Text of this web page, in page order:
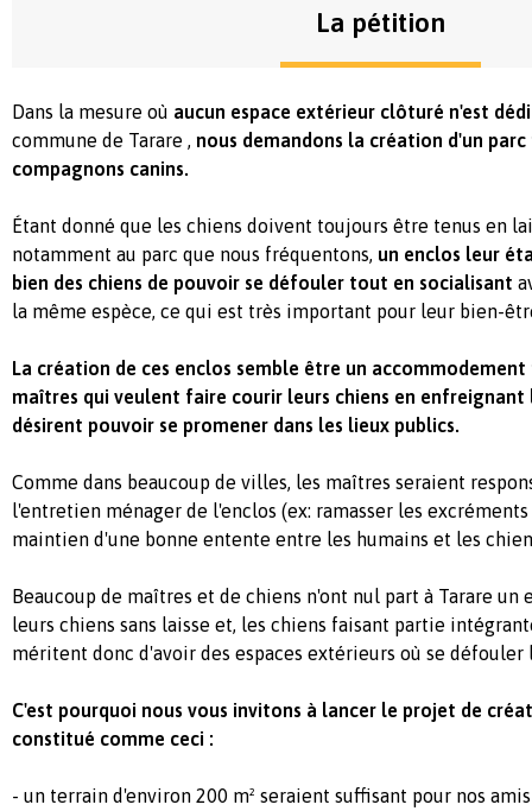
La pétition
Dans la mesure où aucun espace extérieur clôturé n'est
commune de Tarare , nous demandons la création d'un parc
compagnons canins.
Étant donné que les chiens doivent toujours être tenus en
notamment au parc que nous fréquentons, un enclos leur
bien des chiens de pouvoir se défouler tout en socialisant
la même espèce, ce qui est très important pour leur bien-
La création de ces enclos semble être un
maîtres qui veulent faire courir leurs chiens en
désirent pouvoir se promener dans les lieux publics.
Comme dans beaucoup de villes, les maîtres seraient
l'entretien ménager de l'enclos (ex: ramasser les
maintien d'une bonne entente entre les humains et les
Beaucoup de maîtres et de chiens n'ont nul part à Tarare
leurs chiens sans laisse et, les chiens faisant partie
méritent donc d'avoir des espaces extérieurs où se
C'est pourquoi nous vous invitons à lancer le projet de
constitué comme ceci :
- un terrain d'environ 200 m² seraient suffisant pour nos